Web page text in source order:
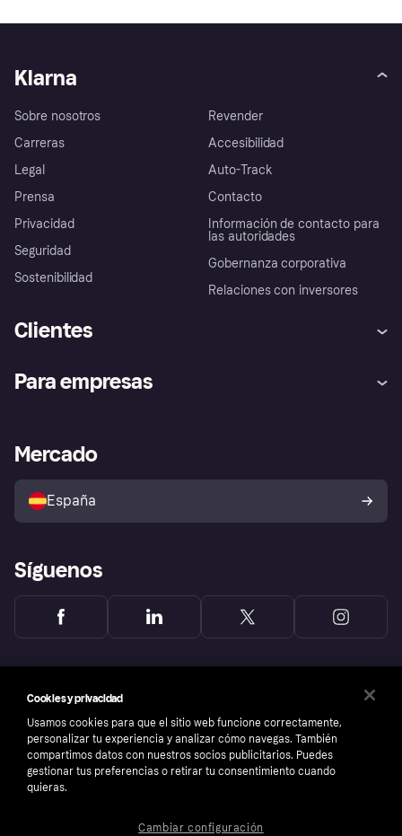
Klarna
Sobre nosotros
Carreras
Legal
Prensa
Privacidad
Seguridad
Sostenibilidad
Revender
Accesibilidad
Auto-Track
Contacto
Información de contacto para
las autoridades
Gobernanza corporativa
Relaciones con inversores
Clientes
Inicio de sesión
Directorio de tiendas
Política de protección al
comprador de Klarna
Reclamaciones
Para empresas
Acceso empresas
Mercado
España
Síguenos
Cookies y privacidad
Usamos cookies para que el sitio web funcione correctamente,
personalizar tu experiencia y analizar cómo navegas. También
compartimos datos con nuestros socios publicitarios. Puedes
gestionar tus preferencias o retirar tu consentimiento cuando
quieras.
Cambiar configuración